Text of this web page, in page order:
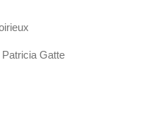
Patricia Gatte